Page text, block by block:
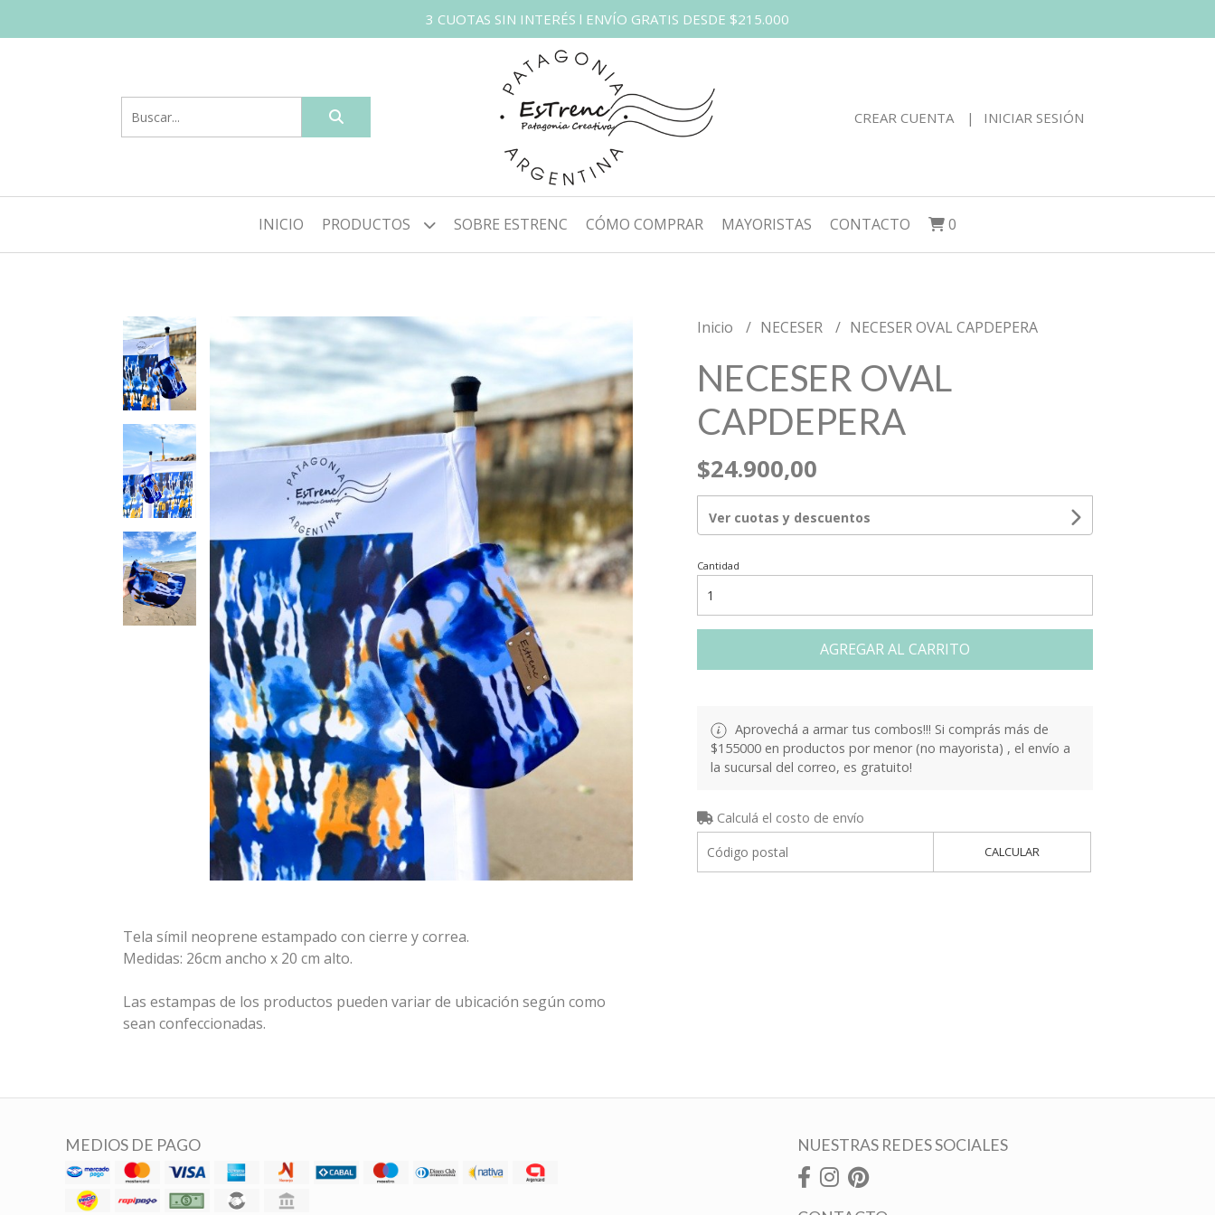
3 CUOTAS SIN INTERÉS l ENVÍO GRATIS DESDE $215.000
CREAR CUENTA INICIAR SESIÓN
INICIO PRODUCTOS SOBRE ESTRENC CÓMO COMPRAR MAYORISTAS CONTACTO 0
Tela símil neoprene estampado con cierre y correa.
Medidas: 26cm ancho x 20 cm alto.
Las estampas de los productos pueden variar de ubicación según como
sean confeccionadas.
Inicio NECESER NECESER OVAL CAPDEPERA
NECESER OVAL
CAPDEPERA
$24.900,00
Ver cuotas y descuentos
Cantidad
AGREGAR AL CARRITO
Aprovechá a armar tus combos!!! Si comprás más de
$155000 en productos por menor (no mayorista) , el envío a
la sucursal del correo, es gratuito!
Calculá el costo de envío
CALCULAR
MEDIOS DE PAGO NUESTRAS REDES SOCIALES